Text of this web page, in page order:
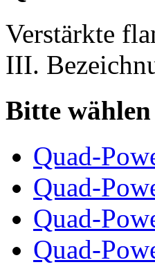
Verstärkte
III.
Bitte wählen
Quad-
Quad-
Quad-
Quad-